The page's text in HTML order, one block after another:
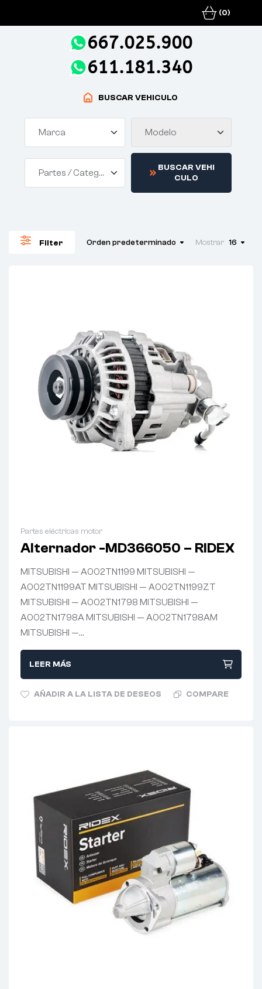
(0)
667.025.900
611.181.340
BUSCAR VEHICULO
Marca Modelo
Partes / Categorías BUSCAR VEHI
CULO
Filter Orden predeterminado Mostrar 16
Partes eléctricas motor
Alternador -MD366050 – RIDEX
MITSUBISHI — A002TN1199 MITSUBISHI —
A002TN1199AT MITSUBISHI — A002TN1199ZT
MITSUBISHI — A002TN1798 MITSUBISHI —
A002TN1798A MITSUBISHI — A002TN1798AM
MITSUBISHI —…
LEER MÁS
AÑADIR A LA LISTA DE DESEOS COMPARE